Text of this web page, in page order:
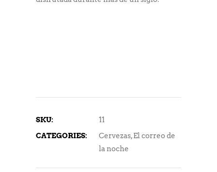
SKU:
11
CATEGORIES:
Cervezas,El correo de
la noche